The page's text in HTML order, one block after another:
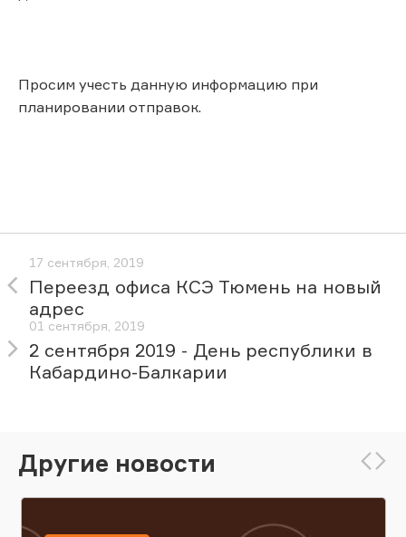
Просим учесть данную информацию при
планировании отправок.
17 сентября, 2019
Переезд офиса КСЭ Тюмень на новый
адрес
01 сентября, 2019
2 сентября 2019 - День республики в
Кабардино-Балкарии
Другие новости